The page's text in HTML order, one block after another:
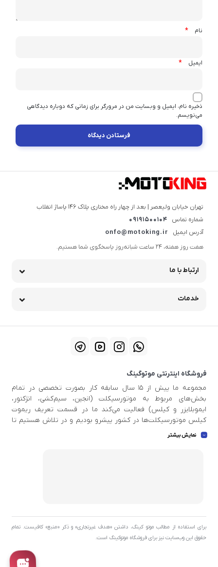
نام *
ایمیل *
ذخیره نام، ایمیل و وبسایت من در مرورگر برای زمانی که دوباره دیدگاهی
می‌نویسم.
تهران خیابان ولیعصر | بعد از چهار راه مختاری پلاک ۱۴۶ پاساژ انقلاب
شماره تماس
09191500104
آدرس ایمیل
onfo@motoking.ir
هفت روز هفته، ۲۴ ساعت شبانه‌روز پاسخگوی شما هستیم.
ارتباط با ما
خدمات
فروشگاه اینترنتی موتوگینگ
مجموعه ما پیش از ۱۵ سال سابقه کار بصورت تخصصی در تمام
بخش‌های مربوط به موتورسیکلت (انجین، سیم‌کشی، انژکتور،
ایموبلایزر و کیلس) فعالیت می‌کند ما در قسمت تعریف ریموت
کیلس موتورسیکلت‌ها در کشور پیشرو بودیم و در تلاش هستیم تا
اطلاعات بروزی در دست داشته باشید تا بتوانیم خدمات استاندار و
نمایش بیشتر
برای استفاده از مطالب موتو کینگ، داشتن «هدف غیرتجاری» و ذکر «منبع» کافیست. تمام
حقوق اين وب‌سايت نیز برای فروشگاه موتوکینگ است.